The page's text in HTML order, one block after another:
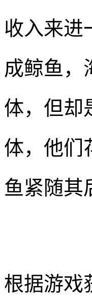
收入来进
成鲸鱼，
体，但却
体，他们
鱼紧随其
根据游戏